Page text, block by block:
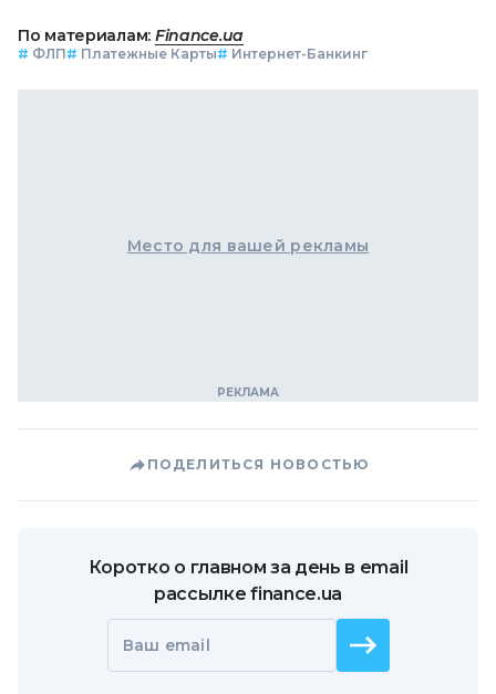
По материалам: Finance.ua
# ФЛП# Платежные Карты# Интернет-Банкинг
Место для вашей рекламы
ПОДЕЛИТЬСЯ НОВОСТЬЮ
Коротко о главном за день в email
рассылке finance.ua
Ваш email